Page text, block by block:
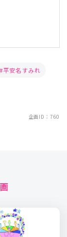
平安名すみれ
企画ID：760